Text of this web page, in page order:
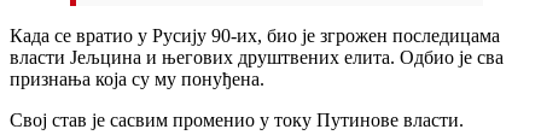
Када се вратио у Русију 90-их, био је згрожен последицама
власти Јељцина и његових друштвених елита. Одбио је сва
признања која су му понуђена.
Свој став је сасвим променио у току Путинове власти.